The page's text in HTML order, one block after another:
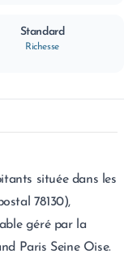
Standard
Richesse
située dans les
78130),
géré par la
Paris Seine Oise.